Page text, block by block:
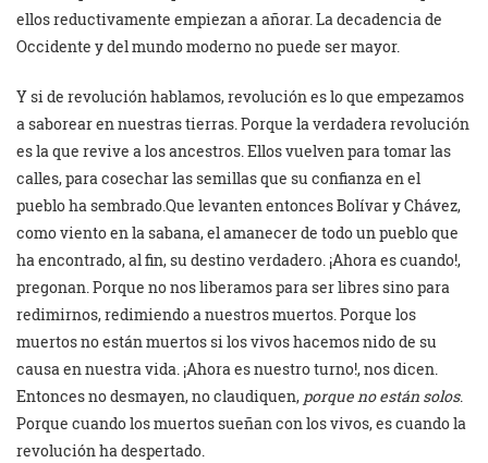
ellos reductivamente empiezan a añorar. La decadencia de
Occidente y del mundo moderno no puede ser mayor.
Y si de revolución hablamos, revolución es lo que empezamos
a saborear en nuestras tierras. Porque la verdadera revolución
es la que revive a los ancestros. Ellos vuelven para tomar las
calles, para cosechar las semillas que su confianza en el
pueblo ha sembrado.Que levanten entonces Bolívar y Chávez,
como viento en la sabana, el amanecer de todo un pueblo que
ha encontrado, al fin, su destino verdadero. ¡Ahora es cuando!,
pregonan. Porque no nos liberamos para ser libres sino para
redimirnos, redimiendo a nuestros muertos. Porque los
muertos no están muertos si los vivos hacemos nido de su
causa en nuestra vida. ¡Ahora es nuestro turno!, nos dicen.
Entonces no desmayen, no claudiquen, porque no están solos.
Porque cuando los muertos sueñan con los vivos, es cuando la
revolución ha despertado.